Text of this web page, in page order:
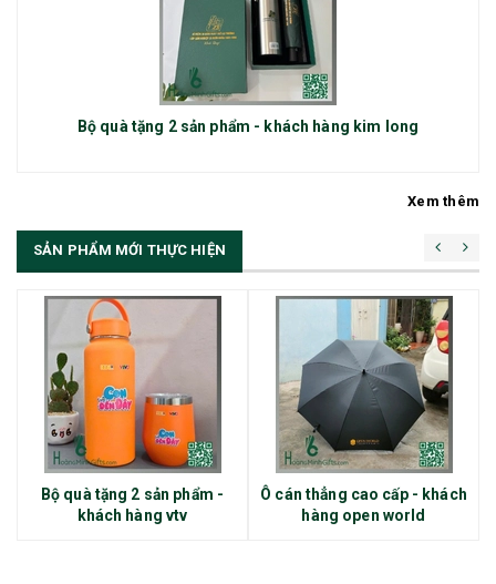
Bộ quà tặng 2 sản phẩm - khách hàng kim long
Xem thêm
SẢN PHẨM MỚI THỰC HIỆN
Bộ quà tặng 2 sản phẩm -
khách hàng vtv
Ô cán thẳng cao cấp - khách
hàng open world